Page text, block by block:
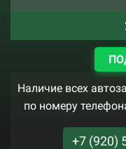
Наличие всех
по номеру
+7 (920)